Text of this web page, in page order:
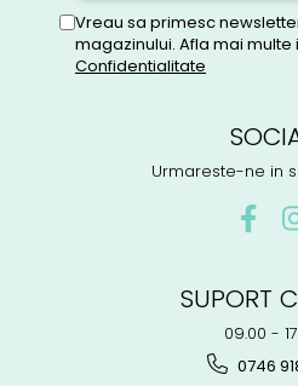
Vreau sa primesc
magazinului. Afla mai multe
Confidentialitate
Urmareste-ne in
SUPORT
09.00 -
0746